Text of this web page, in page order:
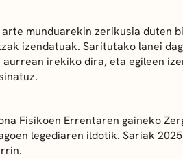
munduarekin zerikusia duten
izendatuak. Saritutako lanei
irekiko dira, eta egileen
Fisikoen Errentaren gaineko
legediaren ildotik. Sariak